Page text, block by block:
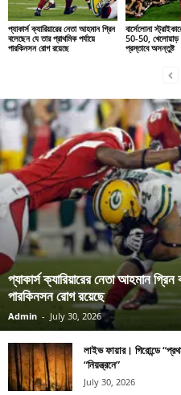
প্যাকার্স ক্যারিয়ারের নেতা আহমান গ্রিন
বলেছেন যে তার প্রাথমিক পর্যায়ে
পারকিনসন রোগ রয়েছে
বার্সেলোনা
50-50, খেলোয়াড়
প্রস্তাবে অসন্তুষ্ট
প্যাকার্স ক্যারিয়ারের নেতা আহমান গ্রিন
পারকিনসন রোগ রয়েছে
Admin - July 30, 2026
লাইভ ফায়ার। গিরোন্ডে
“নিয়ন্ত্রনে”
July 30, 2026